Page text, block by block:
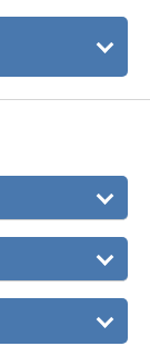
書店にて発売。好
（～2012年8
詩｣上映番組に
・唄）楽曲提
著・マキノ出
（～2014年3
＆ワークショッ